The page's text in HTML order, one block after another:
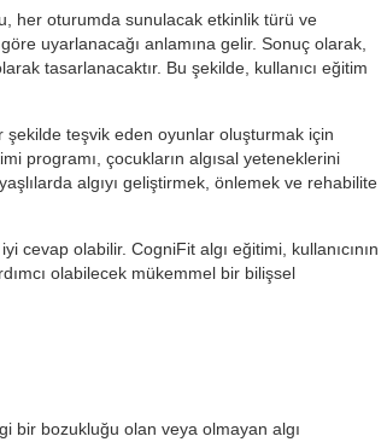
her oturumda sunulacak etkinlik türü ve
uyarlanacağı anlamına gelir. Sonuç olarak,
tasarlanacaktır. Bu şekilde, kullanıcı eğitim
şekilde teşvik eden oyunlar oluşturmak için
programı, çocukların algısal yeteneklerini
algıyı geliştirmek, önlemek ve rehabilite
cevap olabilir. CogniFit algı eğitimi, kullanıcının
olabilecek mükemmel bir bilişsel
bir bozukluğu olan veya olmayan algı